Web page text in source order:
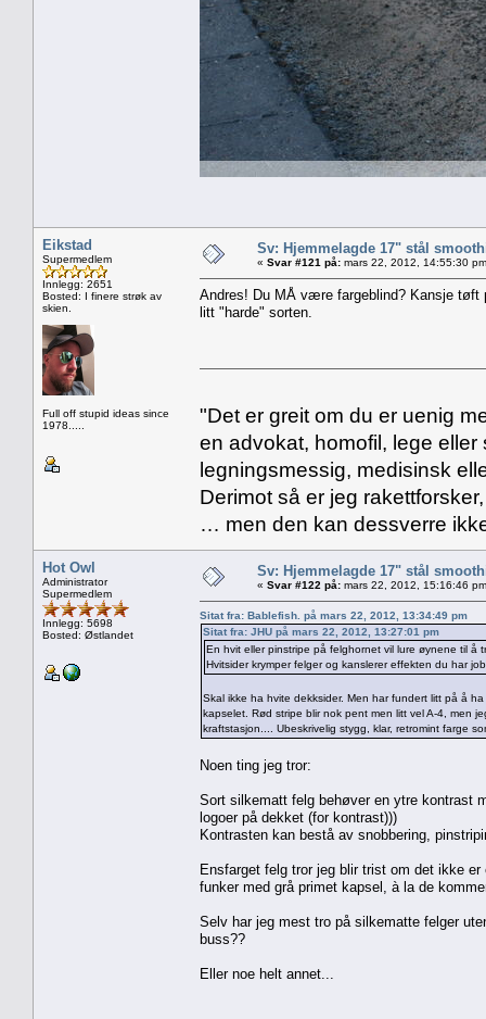
Eikstad
Supermedlem
Innlegg: 2651
Bosted: I finere strøk av
skien.
Full off stupid ideas since
1978.....
Sv: Hjemmelagde 17" stål
« Svar #121 på: mars 22, 2012, 14:55:30
Andres! Du MÅ være fargeblind? Kansje tøft
litt "harde" sorten.
"Det er greit om du er uenig
en advokat, homofil, lege
legningsmessig, medisinsk
Derimot så er jeg
… men den kan dessverre
Hot Owl
Administrator
Supermedlem
Innlegg: 5698
Bosted: Østlandet
Sv: Hjemmelagde 17" stål
« Svar #122 på: mars 22, 2012, 15:16:46
Sitat fra: Bablefish. på mars 22, 2012, 13:34:49 pm
Sitat fra: JHU på mars 22, 2012, 13:27:01 pm
En hvit eller pinstripe på felghornet vil lure øynene til å
Hvitsider krymper felger og kanslerer effekten du har
Skal ikke ha hvite dekksider. Men har fundert litt på å
kapselet. Rød stripe blir nok pent men litt vel A-4, men
kraftstasjon.... Ubeskrivelig stygg, klar, retromint farge
Noen ting jeg tror:
Sort silkematt felg behøver en ytre kontrast
logoer på dekket (for kontrast)))
Kontrasten kan bestå av snobbering,
Ensfarget felg tror jeg blir trist om det ikke
funker med grå primet kapsel, à la de
Selv har jeg mest tro på silkematte felger
buss??
Eller noe helt annet...